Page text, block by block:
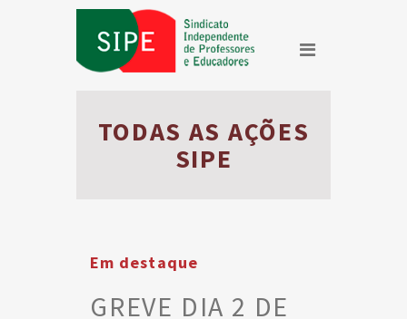
TODAS AS AÇÕES
SIPE
Em destaque
GREVE DIA 2 DE